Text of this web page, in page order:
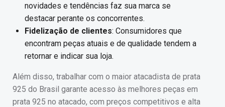
novidades e tendências faz sua marca se
destacar perante os concorrentes.
Fidelização de clientes: Consumidores que
encontram peças atuais e de qualidade tendem a
retornar e indicar sua loja.
Além disso, trabalhar com o maior atacadista de prata
925 do Brasil garante acesso às melhores peças em
prata 925 no atacado, com preços competitivos e alta